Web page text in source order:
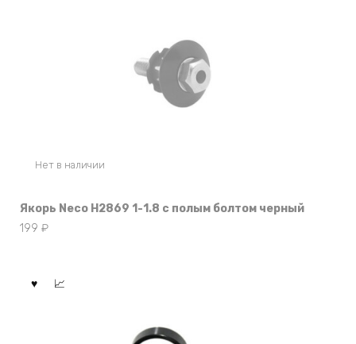
Нет в наличии
Якорь Neco H2869 1-1.8 с полым болтом черный
199 ₽